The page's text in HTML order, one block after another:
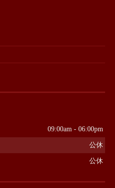
09:00am - 06:00pm
公休
公休